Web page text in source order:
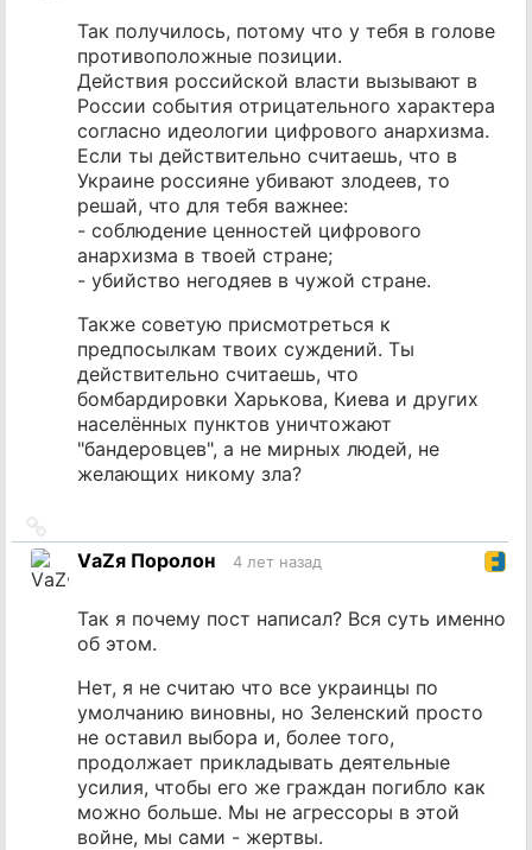
Так получилось, потому что у тебя в голове
противоположные позиции.
Действия российской власти вызывают в
России события отрицательного характера
согласно идеологии цифрового анархизма.
Если ты действительно считаешь, что в
Украине россияне убивают злодеев, то
решай, что для тебя важнее:
- соблюдение ценностей цифрового
анархизма в твоей стране;
- убийство негодяев в чужой стране.
Также советую присмотреться к
предпосылкам твоих суждений. Ты
действительно считаешь, что
бомбардировки Харькова, Киева и других
населённых пунктов уничтожают
"бандеровцев", а не мирных людей, не
желающих никому зла?
на
источник
VаZя Поролон 4 лет назад
Так я почему пост написал? Вся суть именно
об этом.
Нет, я не считаю что все украинцы по
умолчанию виновны, но Зеленский просто
не оставил выбора и, более того,
продолжает прикладывать деятельные
усилия, чтобы его же граждан погибло как
можно больше. Мы не агрессоры в этой
войне, мы сами - жертвы.